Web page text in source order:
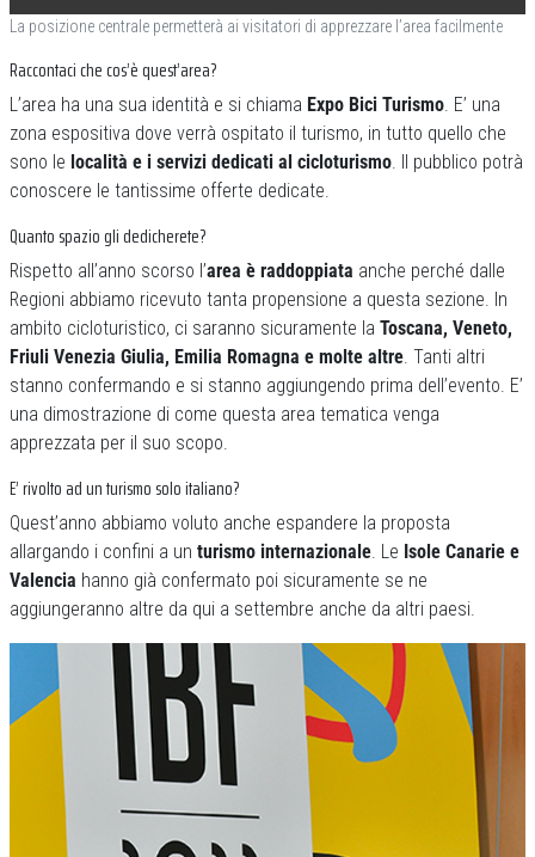
La posizione centrale permetterà ai visitatori di apprezzare l’area facilmente
Raccontaci che cos’è quest’area?
L’area ha una sua identità e si chiama Expo Bici Turismo . E’ una
zona espositiva dove verrà ospitato il turismo, in tutto quello che
sono le località e i servizi dedicati al cicloturismo . Il pubblico potrà
conoscere le tantissime offerte dedicate.
Quanto spazio gli dedicherete?
Rispetto all’anno scorso l’area è raddoppiata anche perché dalle
Regioni abbiamo ricevuto tanta propensione a questa sezione. In
ambito cicloturistico, ci saranno sicuramente la Toscana, Veneto,
Friuli Venezia Giulia, Emilia Romagna e molte altre . Tanti altri
stanno confermando e si stanno aggiungendo prima dell’evento. E’
una dimostrazione di come questa area tematica venga
apprezzata per il suo scopo.
E’ rivolto ad un turismo solo italiano?
Quest’anno abbiamo voluto anche espandere la proposta
allargando i confini a un turismo internazionale . Le Isole Canarie e
Valencia hanno già confermato poi sicuramente se ne
aggiungeranno altre da qui a settembre anche da altri paesi.